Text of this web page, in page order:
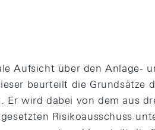
Aufsicht über den Anlage-
beurteilt die Grundsätze
Er wird dabei von dem aus
Risikoausschuss